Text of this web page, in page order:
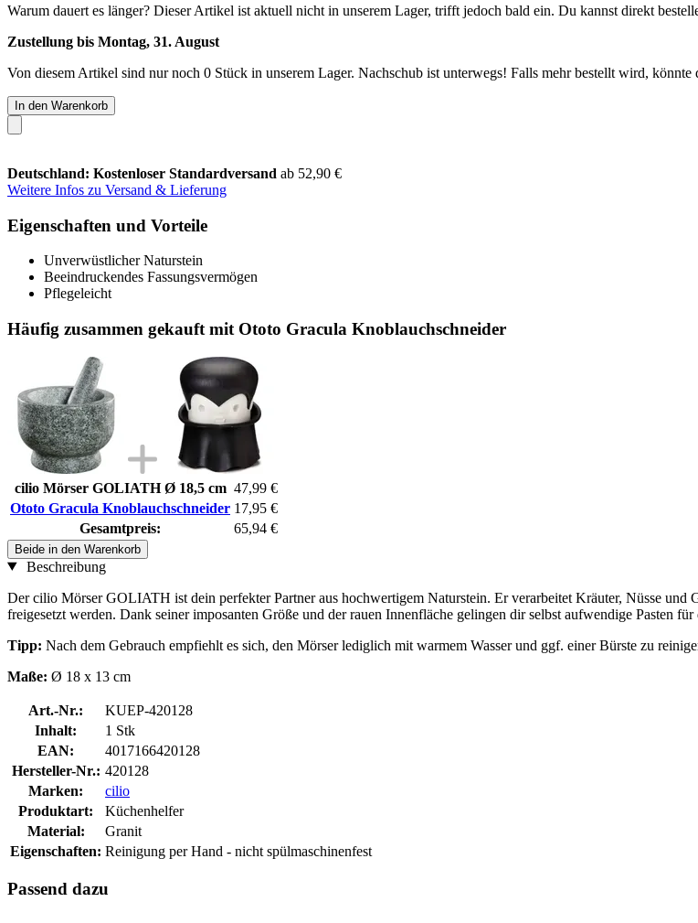
Warum dauert es länger? Dieser Artikel ist aktuell nicht in unserem Lager, trifft jedoch bald ein. Du kannst direkt
Zustellung bis Montag, 31. August
Von diesem Artikel sind nur noch 0 Stück in unserem Lager. Nachschub ist unterwegs! Falls mehr bestellt wird, könnte
In den Warenkorb
Deutschland: Kostenloser Standardversand ab 52,90 €
Weitere Infos zu Versand & Lieferung
Eigenschaften und Vorteile
Unverwüstlicher Naturstein
Beeindruckendes Fassungsvermögen
Pflegeleicht
Häufig zusammen gekauft mit Ototo Gracula Knoblauchschneider
cilio Mörser GOLIATH Ø 18,5 cm 47,99 €
Ototo Gracula Knoblauchschneider 17,95 €
Gesamtpreis:
65,94 €
Beide in den Warenkorb
Beschreibung
Der cilio Mörser GOLIATH ist dein perfekter Partner aus hochwertigem Naturstein. Er verarbeitet Kräuter, Nüsse
freigesetzt werden. Dank seiner imposanten Größe und der rauen Innenfläche gelingen dir selbst aufwendige Pasten
Tipp: Nach dem Gebrauch empfiehlt es sich, den Mörser lediglich mit warmem Wasser und ggf. einer Bürste zu
Maße: Ø 18 x 13 cm
Art.-Nr.:
KUEP-420128
Inhalt:
1 Stk
EAN:
4017166420128
Hersteller-Nr.: 420128
Marken:
cilio
Produktart:
Küchenhelfer
Material:
Granit
Eigenschaften: Reinigung per Hand - nicht spülmaschinenfest
Passend dazu